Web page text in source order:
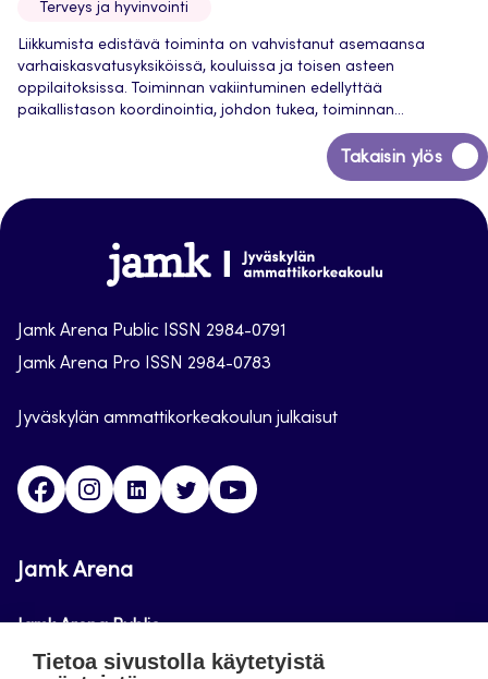
Terveys ja hyvinvointi
Liikkumista edistävä toiminta on vahvistanut asemaansa
varhaiskasvatusyksiköissä, kouluissa ja toisen asteen
oppilaitoksissa. Toiminnan vakiintuminen edellyttää
paikallistason koordinointia, johdon tukea, toiminnan...
Takaisin ylös
Siirry
takaisin
Jamk
Arena
Jamk Arena Public ISSN 2984-0791
Jamk Arena Pro ISSN 2984-0783
Jyväskylän ammattikorkeakoulun julkaisut
FacebookInstagramLinkedinTwitter
Jamk Arena
Jamk Arena Public
Jamk Arena Pro
Tietoa sivustolla käytetyistä